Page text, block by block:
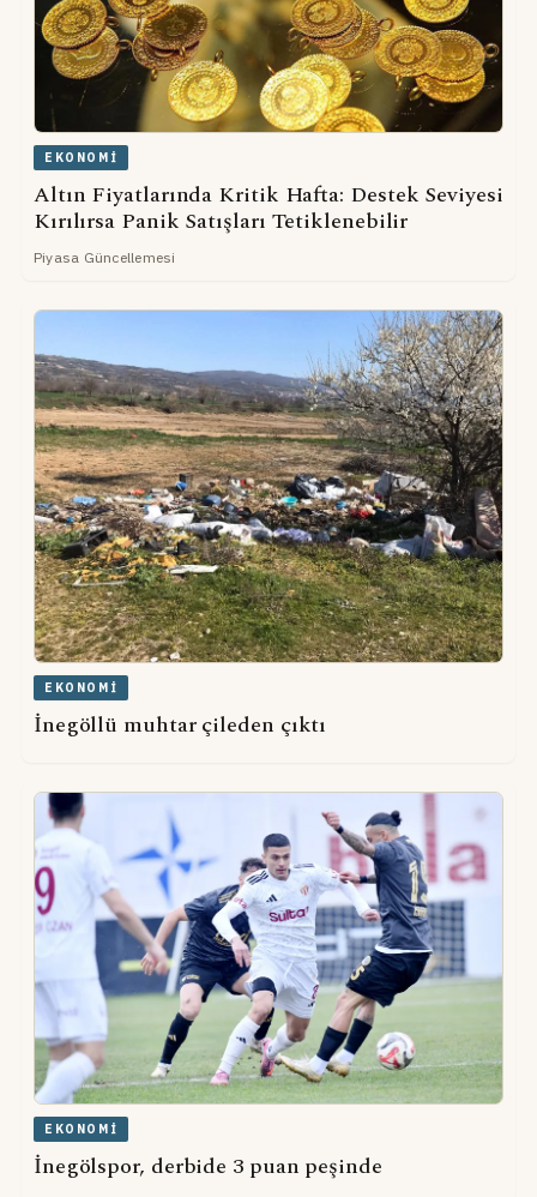
EKONOMI
Altın Fiyatlarında Kritik Hafta: Destek Seviyesi
Kırılırsa Panik Satışları Tetiklenebilir
Piyasa Güncellemesi
EKONOMI
İnegöllü muhtar çileden çıktı
EKONOMI
İnegölspor, derbide 3 puan peşinde